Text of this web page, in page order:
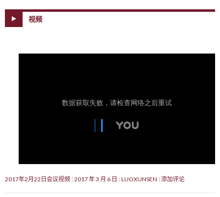
视频
2017年2月22日会议视频 2017 年 3 月 6 日 LUOXUNSEN 添加评论